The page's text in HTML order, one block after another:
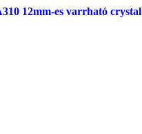
12mm-es varrható crystal